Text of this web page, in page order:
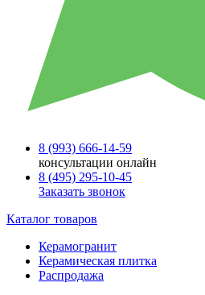
8 (993) 666-14-59
консультации онлайн
8 (495) 295-10-45
Заказать звонок
Каталог товаров
Керамогранит
Керамическая плитка
Распродажа